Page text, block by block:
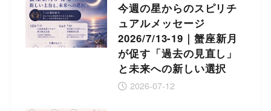
今週の星からのスピリチ
ュアルメッセージ
2026/7/13-19｜蟹座新月
が促す「過去の見直し」
と未来への新しい選択
2026-07-12